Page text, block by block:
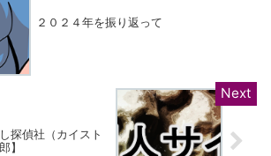
２０２４年を振り返って
探偵社（カイスト
】